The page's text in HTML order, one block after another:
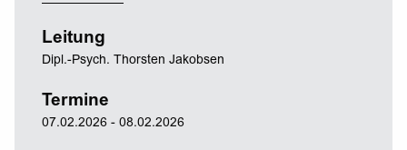
Leitung
Dipl.-Psych. Thorsten Jakobsen
Termine
07.02.2026 - 08.02.2026